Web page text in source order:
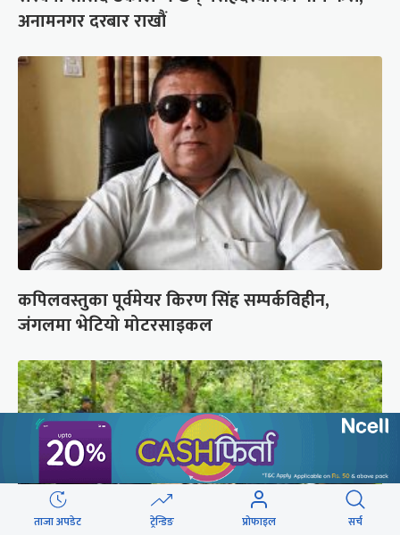
अनामनगर दरबार राखौं
कपिलवस्तुका पूर्वमेयर किरण सिंह सम्पर्कविहीन,
जंगलमा भेटियो मोटरसाइकल
ताजा अपडेट ट्रेन्डिङ प्रोफाइल सर्च